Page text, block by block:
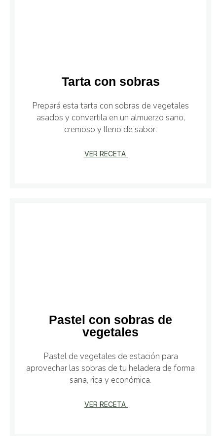
Tarta con sobras
Prepará esta tarta con sobras de vegetales
asados y convertila en un almuerzo sano,
cremoso y lleno de sabor.
VER RECETA
Pastel con sobras de
vegetales
Pastel de vegetales de estación para
aprovechar las sobras de tu heladera de forma
sana, rica y económica.
VER RECETA